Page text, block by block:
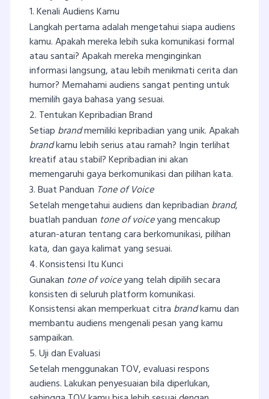
1. Kenali Audiens Kamu
Langkah pertama adalah mengetahui siapa audiens
kamu. Apakah mereka lebih suka komunikasi formal
atau santai? Apakah mereka menginginkan
informasi langsung, atau lebih menikmati cerita dan
humor? Memahami audiens sangat penting untuk
memilih gaya bahasa yang sesuai.
2. Tentukan Kepribadian Brand
Setiap brandmemiliki kepribadian yang unik. Apakah
brandkamu lebih serius atau ramah? Ingin terlihat
kreatif atau stabil? Kepribadian ini akan
memengaruhi gaya berkomunikasi dan pilihan kata.
3. Buat Panduan Tone of Voice
Setelah mengetahui audiens dan kepribadian brand,
buatlah panduan tone of voiceyang mencakup
aturan-aturan tentang cara berkomunikasi, pilihan
kata, dan gaya kalimat yang sesuai.
4. Konsistensi Itu Kunci
Gunakan tone of voiceyang telah dipilih secara
konsisten di seluruh platform komunikasi.
Konsistensi akan memperkuat citra brandkamu dan
membantu audiens mengenali pesan yang kamu
sampaikan.
5. Uji dan Evaluasi
Setelah menggunakan TOV, evaluasi respons
audiens. Lakukan penyesuaian bila diperlukan,